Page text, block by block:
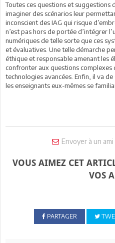
Toutes ces questions et suggestions
imaginer des scénarios leur
inconscient des IAG qui risque
n’est pas hors de portée d’intégrer
numériques de telle sorte que ces
et évaluatives. Une telle démarche
éthique et responsable amenant les
confronter aux questions complexes
technologies avancées. Enfin, il va
les enseignants eux-mêmes se
Envoyer à un ami
VOUS AIMEZ CET
VOS
PARTAGER